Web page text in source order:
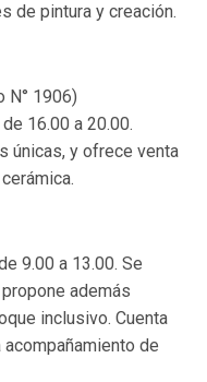
de pintura y creación.
N° 1906)
16.00 a 20.00.
únicas, y ofrece venta
9.00 a 13.00. Se
además
inclusivo. Cuenta
de